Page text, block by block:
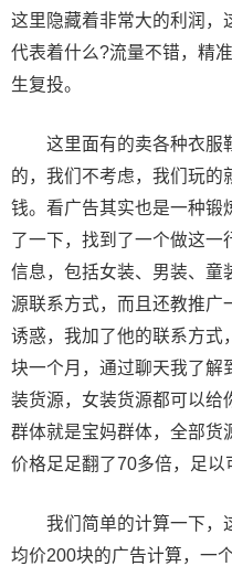
这里隐藏着非常大的利润，
代表着什么?流量不错，精
生复投。
这里面有的卖各种衣服
的，我们不考虑，我们玩的
钱。看广告其实也是一种锻
了一下，找到了一个做这一
信息，包括女装、男装、童
源联系方式，而且还教推广
诱惑，我加了他的联系方式
块一个月，通过聊天我了解
装货源，女装货源都可以给
群体就是宝妈群体，全部货
价格足足翻了70多倍，足以
我们简单的计算一下，
均价200块的广告计算，一